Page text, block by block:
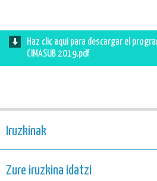
Haz clic aquí para descargar el
CIMASUB 2019.pdf
Iruzkinak
Zure iruzkina idatzi